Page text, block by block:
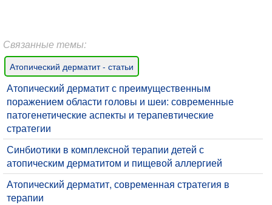
Связанные темы:
Атопический дерматит - статьи
Атопический дерматит с преимущественным
поражением области головы и шеи: современные
патогенетические аспекты и терапевтические
стратегии
​Синбиотики в комплексной терапии детей с
атопическим дерматитом и пищевой аллергией
Атопический дерматит, современная стратегия в
терапии